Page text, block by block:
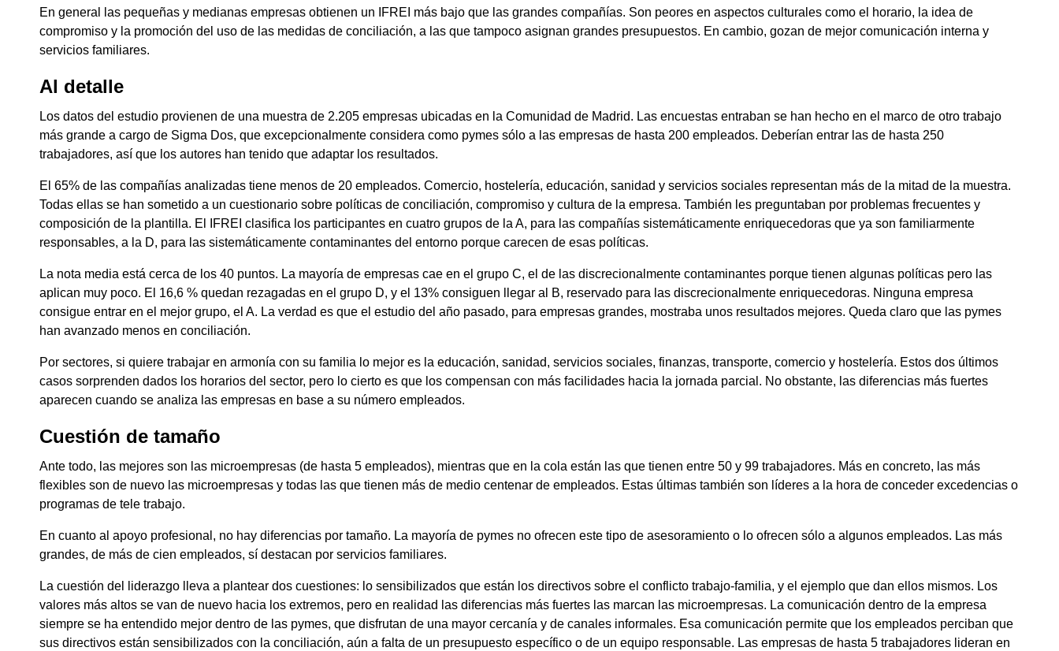
En general las pequeñas y medianas empresas obtienen un IFREI más bajo que las grandes compañías. Son peores en aspectos culturales como el horario, la idea de
compromiso y la promoción del uso de las medidas de conciliación, a las que tampoco asignan grandes presupuestos. En cambio, gozan de mejor comunicación interna y
servicios familiares.
Al detalle
Los datos del estudio provienen de una muestra de 2.205 empresas ubicadas en la Comunidad de Madrid. Las encuestas entraban se han hecho en el marco de otro trabajo
más grande a cargo de Sigma Dos, que excepcionalmente considera como pymes sólo a las empresas de hasta 200 empleados. Deberían entrar las de hasta 250
trabajadores, así que los autores han tenido que adaptar los resultados.
El 65% de las compañías analizadas tiene menos de 20 empleados. Comercio, hostelería, educación, sanidad y servicios sociales representan más de la mitad de la muestra.
Todas ellas se han sometido a un cuestionario sobre políticas de conciliación, compromiso y cultura de la empresa. También les preguntaban por problemas frecuentes y
composición de la plantilla. El IFREI clasifica los participantes en cuatro grupos de la A, para las compañías sistemáticamente enriquecedoras que ya son familiarmente
responsables, a la D, para las sistemáticamente contaminantes del entorno porque carecen de esas políticas.
La nota media está cerca de los 40 puntos. La mayoría de empresas cae en el grupo C, el de las discrecionalmente contaminantes porque tienen algunas políticas pero las
aplican muy poco. El 16,6 % quedan rezagadas en el grupo D, y el 13% consiguen llegar al B, reservado para las discrecionalmente enriquecedoras. Ninguna empresa
consigue entrar en el mejor grupo, el A. La verdad es que el estudio del año pasado, para empresas grandes, mostraba unos resultados mejores. Queda claro que las pymes
han avanzado menos en conciliación.
Por sectores, si quiere trabajar en armonía con su familia lo mejor es la educación, sanidad, servicios sociales, finanzas, transporte, comercio y hostelería. Estos dos últimos
casos sorprenden dados los horarios del sector, pero lo cierto es que los compensan con más facilidades hacia la jornada parcial. No obstante, las diferencias más fuertes
aparecen cuando se analiza las empresas en base a su número empleados.
Cuestión de tamaño
Ante todo, las mejores son las microempresas (de hasta 5 empleados), mientras que en la cola están las que tienen entre 50 y 99 trabajadores. Más en concreto, las más
flexibles son de nuevo las microempresas y todas las que tienen más de medio centenar de empleados. Estas últimas también son líderes a la hora de conceder excedencias o
programas de tele trabajo.
En cuanto al apoyo profesional, no hay diferencias por tamaño. La mayoría de pymes no ofrecen este tipo de asesoramiento o lo ofrecen sólo a algunos empleados. Las más
grandes, de más de cien empleados, sí destacan por servicios familiares.
La cuestión del liderazgo lleva a plantear dos cuestiones: lo sensibilizados que están los directivos sobre el conflicto trabajo-familia, y el ejemplo que dan ellos mismos. Los
valores más altos se van de nuevo hacia los extremos, pero en realidad las diferencias más fuertes las marcan las microempresas. La comunicación dentro de la empresa
siempre se ha entendido mejor dentro de las pymes, que disfrutan de una mayor cercanía y de canales informales. Esa comunicación permite que los empleados perciban que
sus directivos están sensibilizados con la conciliación, aún a falta de un presupuesto específico o de un equipo responsable. Las empresas de hasta 5 trabajadores lideran en